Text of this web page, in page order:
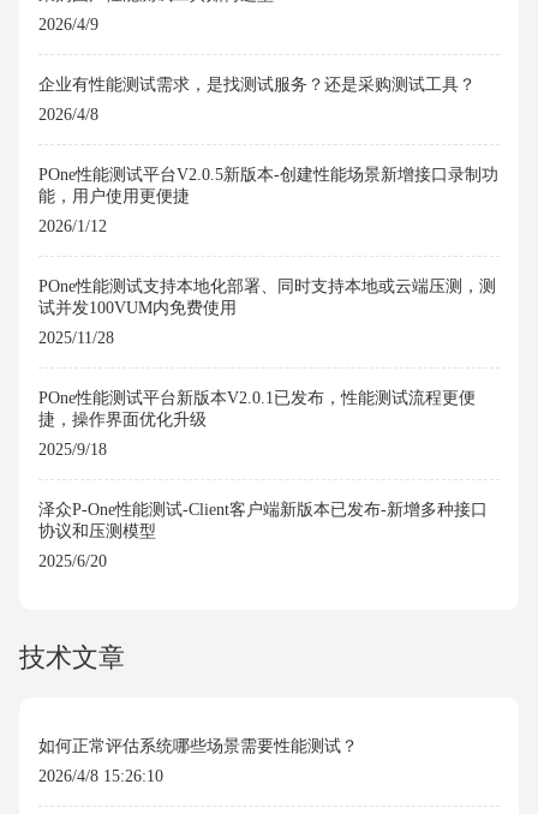
2026/4/9
企业有性能测试需求，是找测试服务？还是采购测试工具？
2026/4/8
POne性能测试平台V2.0.5新版本-创建性能场景新增接口录制功
能，用户使用更便捷
2026/1/12
POne性能测试支持本地化部署、同时支持本地或云端压测，测
试并发100VUM内免费使用
2025/11/28
POne性能测试平台新版本V2.0.1已发布，性能测试流程更便
捷，操作界面优化升级
2025/9/18
泽众P-One性能测试-Client客户端新版本已发布-新增多种接口
协议和压测模型
2025/6/20
技术文章
如何正常评估系统哪些场景需要性能测试？
2026/4/8 15:26:10